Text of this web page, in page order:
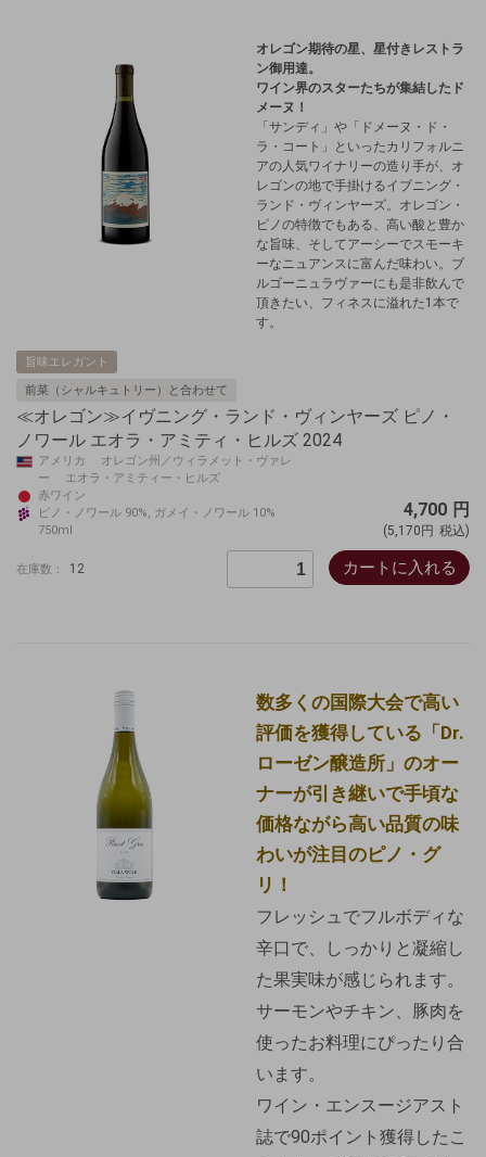
オレゴン期待の星、星付きレストラ
ン御用達。
ワイン界のスターたちが集結したド
メーヌ！
「サンディ」や「ドメーヌ・ド・
ラ・コート」といったカリフォルニ
アの人気ワイナリーの造り手が、オ
レゴンの地で手掛けるイブニング・
ランド・ヴィンヤーズ。オレゴン・
ピノの特徴でもある、高い酸と豊か
な旨味、そしてアーシーでスモーキ
ーなニュアンスに富んだ味わい。ブ
ルゴーニュラヴァーにも是非飲んで
頂きたい、フィネスに溢れた1本で
す。
旨味エレガント
前菜（シャルキュトリー）と合わせて
≪オレゴン≫イヴニング・ランド・ヴィンヤーズ ピノ・
ノワール エオラ・アミティ・ヒルズ 2024
アメリカ オレゴン州／ウィラメット・ヴァレ
ー エオラ・アミティー・ヒルズ
赤ワイン
ピノ・ノワール 90%, ガメイ・ノワール 10%
750ml
4,700 円
(5,170円 税込)
在庫数： 12 カートに入れる
数多くの国際大会で高い
評価を獲得している「Dr.
ローゼン醸造所」のオー
ナーが引き継いで手頃な
価格ながら高い品質の味
わいが注目のピノ・グ
リ！
フレッシュでフルボディな
辛口で、しっかりと凝縮し
た果実味が感じられます。
サーモンやチキン、豚肉を
使ったお料理にぴったり合
います。
ワイン・エンスージアスト
誌で90ポイント獲得したこ